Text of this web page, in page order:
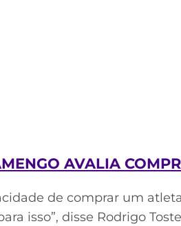
AVALIA
de comprar um
isso”, disse Rodrigo